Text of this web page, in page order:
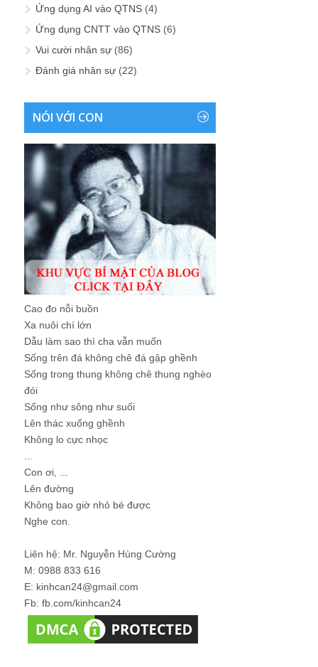
Ứng dụng AI vào QTNS (4)
Ứng dụng CNTT vào QTNS (6)
Vui cười nhân sự (86)
Đánh giá nhân sự (22)
NÓI VỚI CON
Cao đo nỗi buồn
Xa nuôi chí lớn
Dẫu làm sao thì cha vẫn muốn
Sống trên đá không chê đá gập ghềnh
Sống trong thung không chê thung nghèo
đói
Sống như sông như suối
Lên thác xuống ghềnh
Không lo cực nhọc
Con ơi, ...
Lên đường
Không bao giờ nhỏ bé được
Nghe con.
Liên hệ: Mr. Nguyễn Hùng Cường
M: 0988 833 616
E: kinhcan24@gmail.com
Fb: fb.com/kinhcan24